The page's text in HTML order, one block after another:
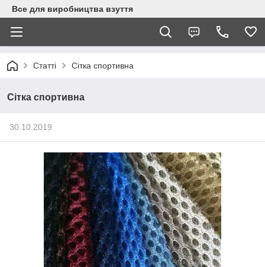
Все для виробництва взуття
Статті Сітка спортивна
Сітка спортивна
30.10.2019